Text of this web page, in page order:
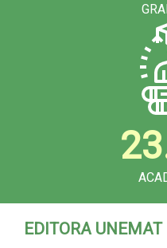
EDITORA UNEMAT